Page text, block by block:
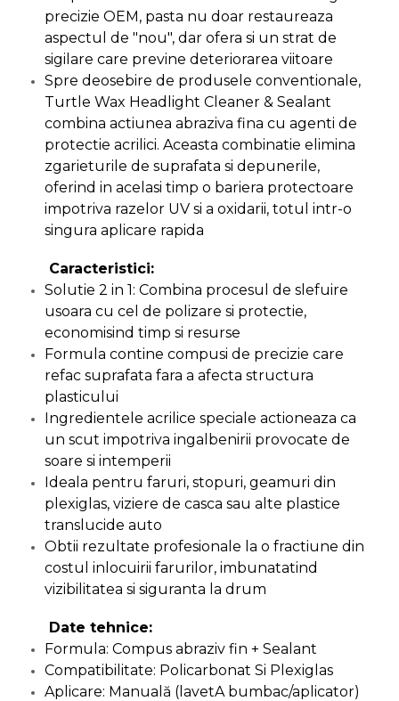
Suruburi si dibluri
Carlige de Ridicare
Dispozitive de Taiat si
Manipulat Sticla
Aeroterme si Ventilatoare
Bormasini & Masini de Gaurit
Compresoare Auto
Masini de Ascutit Burghie
Discuri Fierastrau Circular
Dispozitive de taiat polistiren
Polizoare drepte & accesorii
Purificatoare de aer
precizie OEM, pasta nu doar restaureaza
aspectul de "nou", dar ofera si un strat de
sigilare care previne deteriorarea viitoare
Spre deosebire de produsele conventionale,
Turtle Wax Headlight Cleaner & Sealant
combina actiunea abraziva fina cu agenti de
protectie acrilici. Aceasta combinatie elimina
zgarieturile de suprafata si depunerile,
oferind in acelasi timp o bariera protectoare
impotriva razelor UV si a oxidarii, totul intr-o
singura aplicare rapida
Caracteristici:
Solutie 2 in 1: Combina procesul de slefuire
usoara cu cel de polizare si protectie,
economisind timp si resurse
Formula contine compusi de precizie care
refac suprafata fara a afecta structura
plasticului
Ingredientele acrilice speciale actioneaza ca
un scut impotriva ingalbenirii provocate de
soare si intemperii
Ideala pentru faruri, stopuri, geamuri din
plexiglas, viziere de casca sau alte plastice
translucide auto
Obtii rezultate profesionale la o fractiune din
costul inlocuirii farurilor, imbunatatind
vizibilitatea si siguranta la drum
Date tehnice:
Formula: Compus abraziv fin + Sealant
Compatibilitate: Policarbonat Si Plexiglas
Aplicare: Manuală (lavetA bumbac/aplicator)